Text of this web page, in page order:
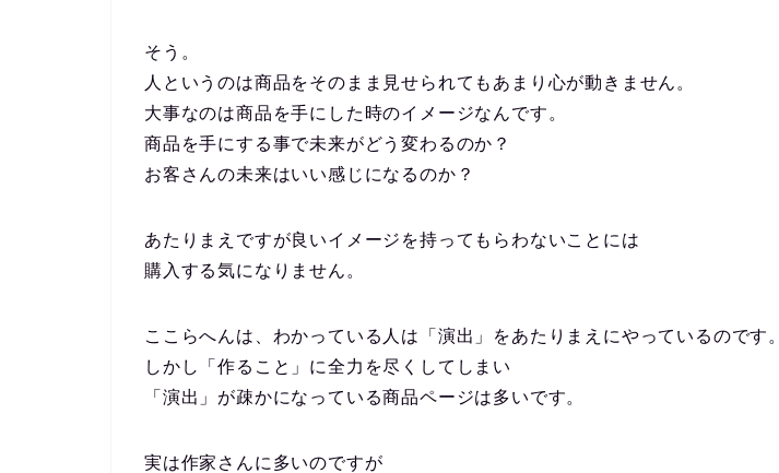
そう。
人というのは商品をそのまま見せられてもあまり心が動きません。
大事なのは商品を手にした時のイメージなんです。
商品を手にする事で未来がどう変わるのか？
お客さんの未来はいい感じになるのか？
あたりまえですが良いイメージを持ってもらわないことには
購入する気になりません。
ここらへんは、わかっている人は「演出」をあたりまえにやっているのです。
しかし「作ること」に全力を尽くしてしまい
「演出」が疎かになっている商品ページは多いです。
実は作家さんに多いのですが